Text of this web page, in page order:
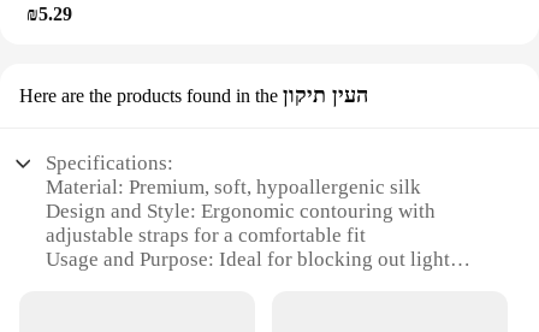
₪5.29
Here are the products found in the העין תיקון
Specifications:
Material: Premium, soft, hypoallergenic silk
Design and Style: Ergonomic contouring with
adjustable straps for a comfortable fit
Usage and Purpose: Ideal for blocking out light